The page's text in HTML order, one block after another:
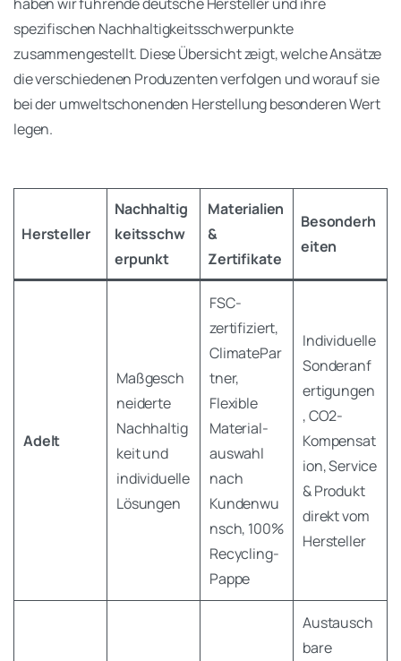
spezifischen Nachhaltigkeitsschwerpunkte
zusammengestellt. Diese Übersicht zeigt, welche Ansätze
die verschiedenen Produzenten verfolgen und worauf sie
bei der umweltschonenden Herstellung besonderen Wert
legen.
Hersteller
Nachhaltig
keitsschw
erpunkt
Materialien
&
Zertifikate
Besonderh
eiten
Adelt
Maßgesch
neiderte
Nachhaltig
keit und
individuelle
Lösungen
FSC-
zertifiziert,
ClimatePar
tner,
Flexible
Material-
auswahl
nach
Kundenwu
nsch, 100%
Recycling-
Pappe
Individuelle
Sonderanf
ertigungen
, CO2-
Kompensat
ion, Service
& Produkt
direkt vom
Hersteller
Austausch
bare